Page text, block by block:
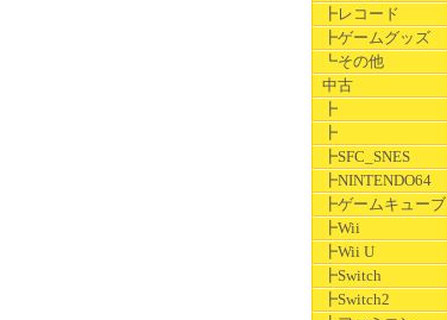
┣レコード
┣ゲームグッズ
┗その他
中古
┣
┣
┣SFC_SNES
┣NINTENDO64
┣ゲームキューブ
┣Wii
┣Wii U
┣Switch
┣Switch2